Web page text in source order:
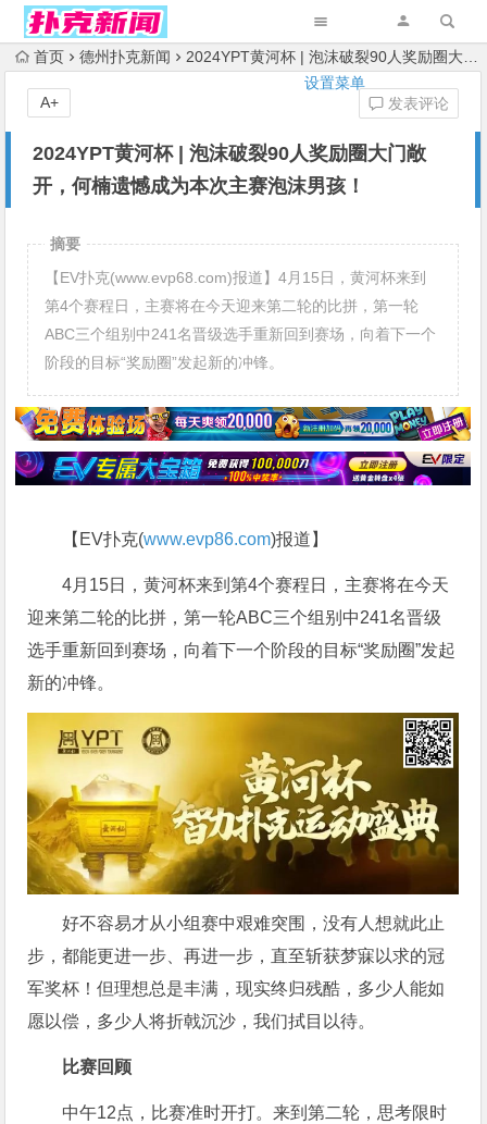
设置菜单
首页 德州扑克新闻 2024YPT黄河杯 | 泡沫破裂90人奖励圈大门敞开，何楠遗憾成为本次主赛泡沫男孩！
2024YPT黄河杯 | 泡沫破裂90人奖励圈大门敞
开，何楠遗憾成为本次主赛泡沫男孩！
发表评论
A+
摘要
【EV扑克(www.evp68.com)报道】4月15日，黄河杯来到
第4个赛程日，主赛将在今天迎来第二轮的比拼，第一轮
ABC三个组别中241名晋级选手重新回到赛场，向着下一个
阶段的目标“奖励圈”发起新的冲锋。
【EV扑克(www.evp86.com)报道】
4月15日，黄河杯来到第4个赛程日，主赛将在今天
迎来第二轮的比拼，第一轮ABC三个组别中241名晋级
选手重新回到赛场，向着下一个阶段的目标“奖励圈”发起
新的冲锋。
好不容易才从小组赛中艰难突围，没有人想就此止
步，都能更进一步、再进一步，直至斩获梦寐以求的冠
军奖杯！但理想总是丰满，现实终归残酷，多少人能如
愿以偿，多少人将折戟沉沙，我们拭目以待。
比赛回顾
中午12点，比赛准时开打。来到第二轮，思考限时